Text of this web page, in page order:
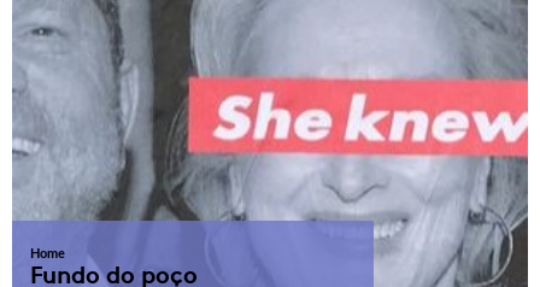
Home
Fundo do poço